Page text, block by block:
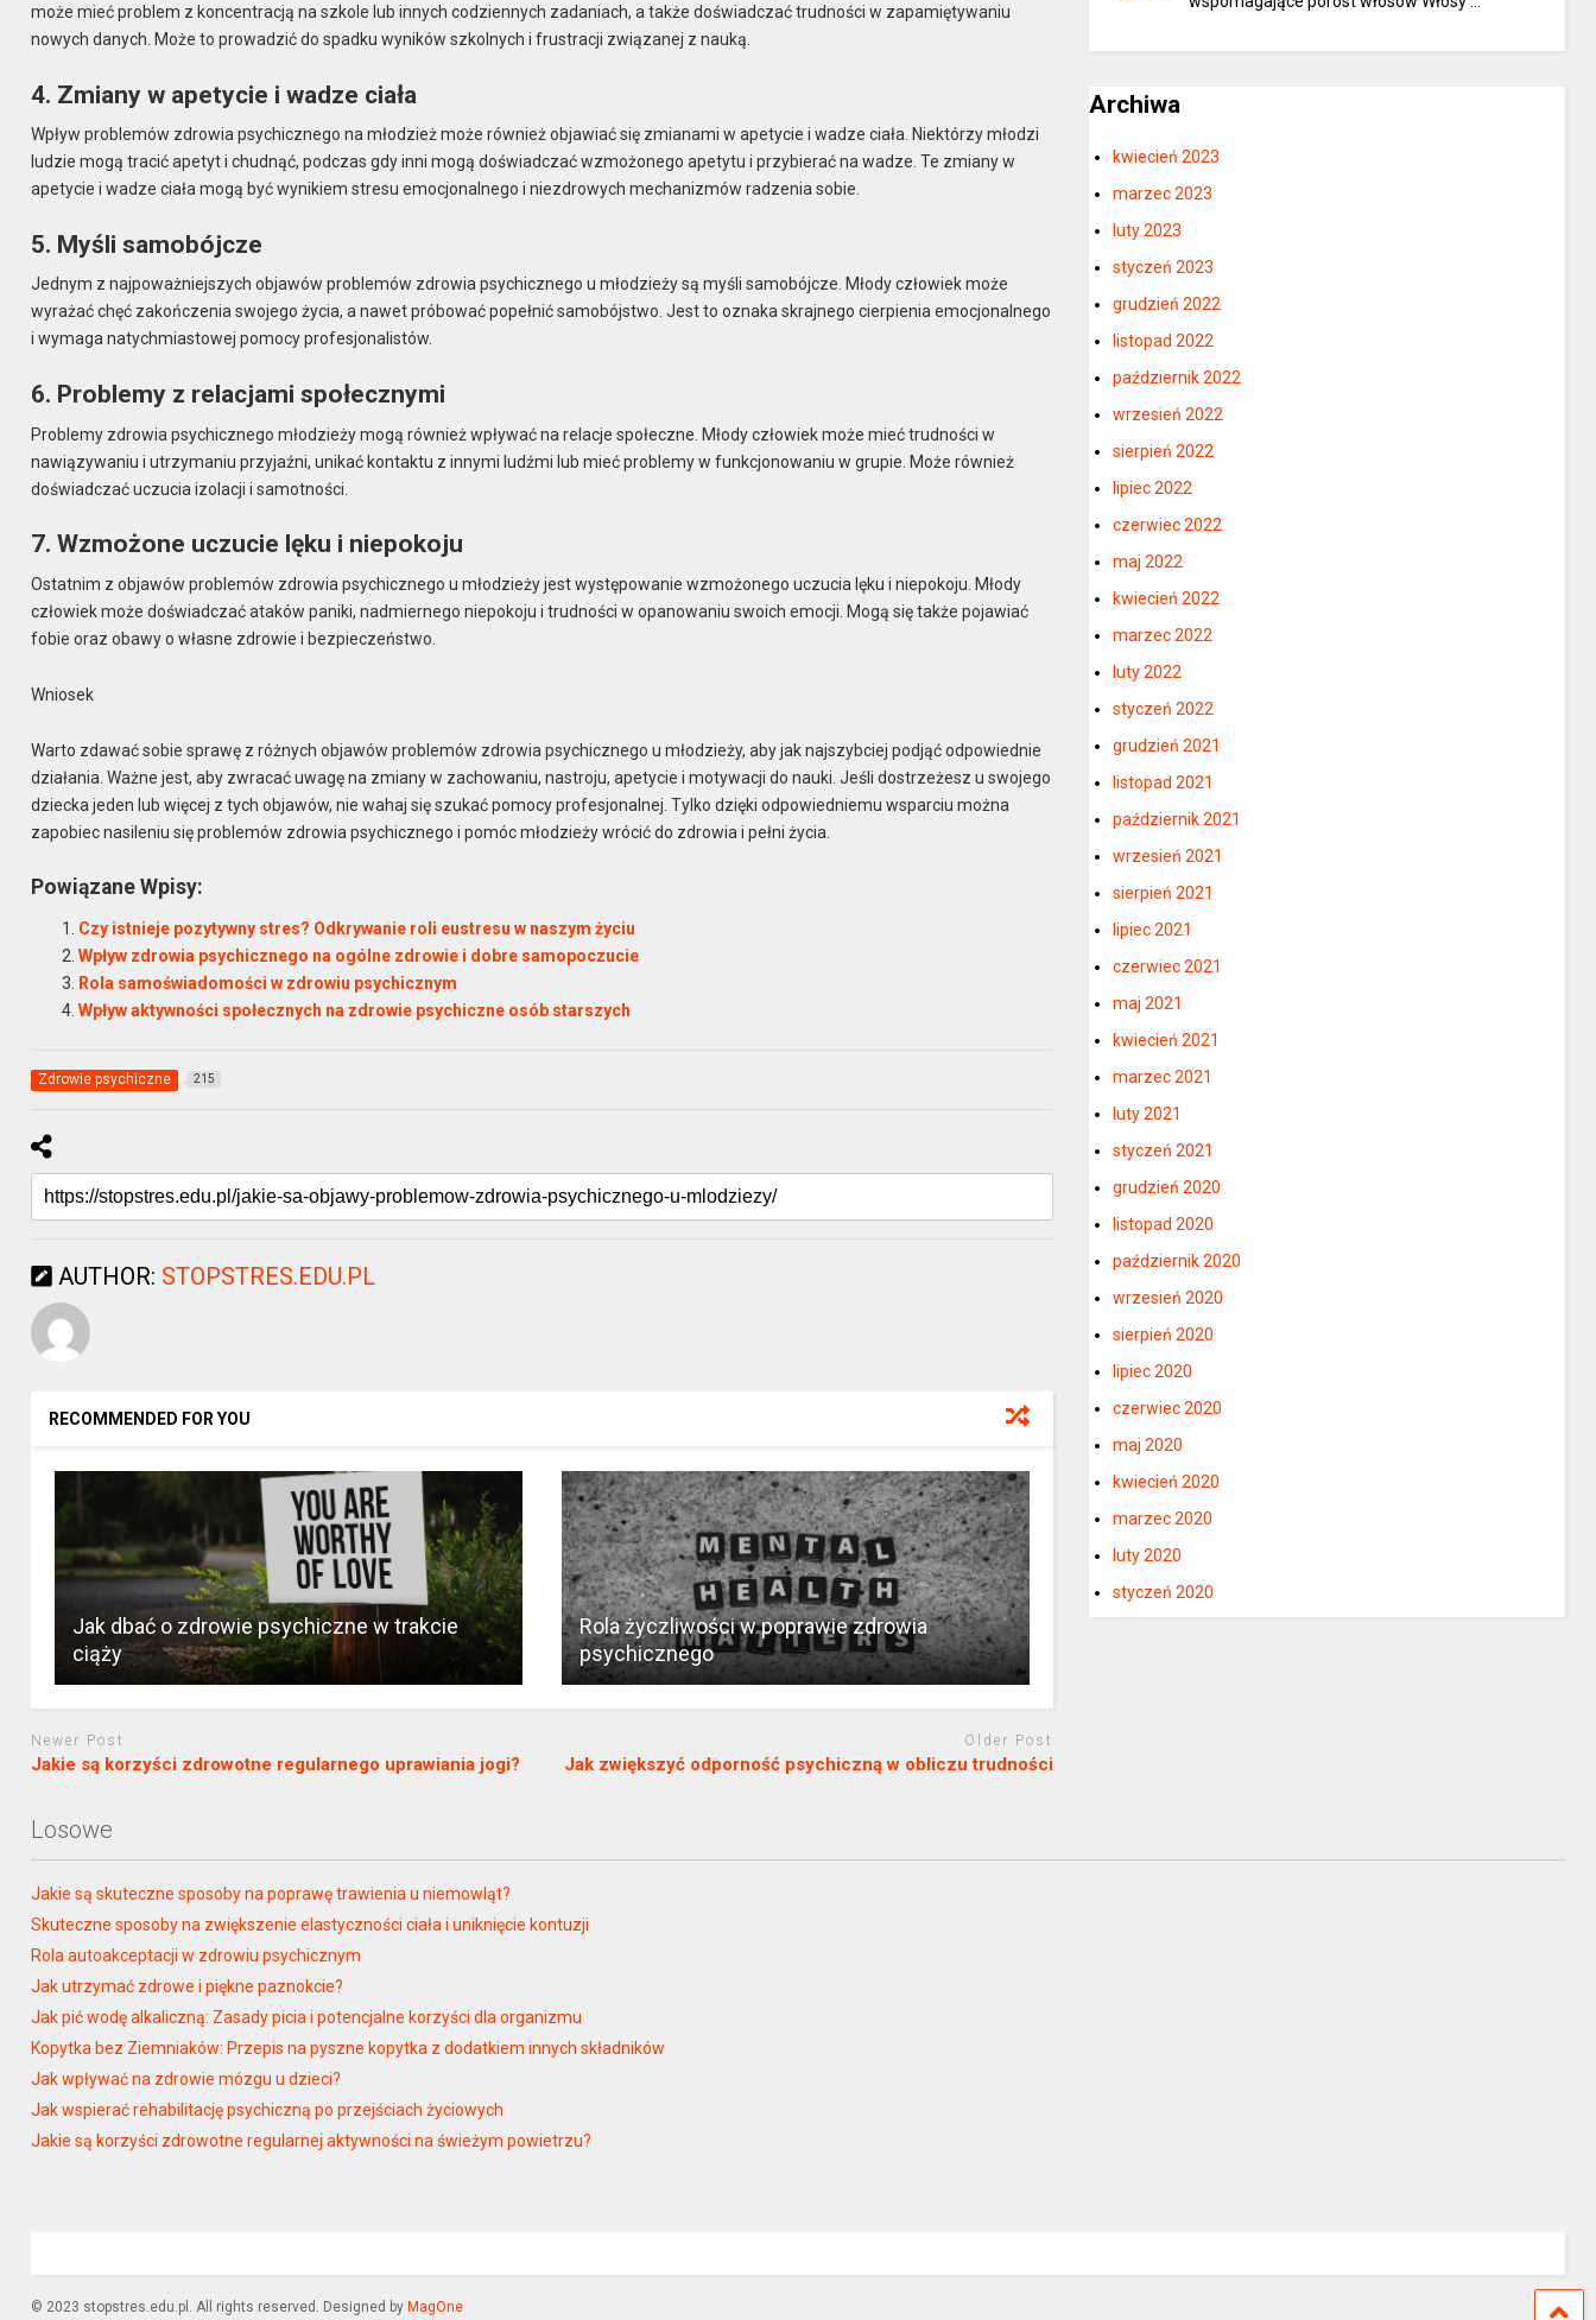
może mieć problem z koncentracją na szkole lub innych codziennych zadaniach, a także doświadczać trudności w zapamiętywaniu
nowych danych. Może to prowadzić do spadku wyników szkolnych i frustracji związanej z nauką.
4. Zmiany w apetycie i wadze ciała
Wpływ problemów zdrowia psychicznego na młodzież może również objawiać się zmianami w apetycie i wadze ciała. Niektórzy młodzi
ludzie mogą tracić apetyt i chudnąć, podczas gdy inni mogą doświadczać wzmożonego apetytu i przybierać na wadze. Te zmiany w
apetycie i wadze ciała mogą być wynikiem stresu emocjonalnego i niezdrowych mechanizmów radzenia sobie.
5. Myśli samobójcze
Jednym z najpoważniejszych objawów problemów zdrowia psychicznego u młodzieży są myśli samobójcze. Młody człowiek może
wyrażać chęć zakończenia swojego życia, a nawet próbować popełnić samobójstwo. Jest to oznaka skrajnego cierpienia emocjonalnego
i wymaga natychmiastowej pomocy profesjonalistów.
6. Problemy z relacjami społecznymi
Problemy zdrowia psychicznego młodzieży mogą również wpływać na relacje społeczne. Młody człowiek może mieć trudności w
nawiązywaniu i utrzymaniu przyjaźni, unikać kontaktu z innymi ludźmi lub mieć problemy w funkcjonowaniu w grupie. Może również
doświadczać uczucia izolacji i samotności.
7. Wzmożone uczucie lęku i niepokoju
Ostatnim z objawów problemów zdrowia psychicznego u młodzieży jest występowanie wzmożonego uczucia lęku i niepokoju. Młody
człowiek może doświadczać ataków paniki, nadmiernego niepokoju i trudności w opanowaniu swoich emocji. Mogą się także pojawiać
fobie oraz obawy o własne zdrowie i bezpieczeństwo.
Wniosek
Warto zdawać sobie sprawę z różnych objawów problemów zdrowia psychicznego u młodzieży, aby jak najszybciej podjąć odpowiednie
działania. Ważne jest, aby zwracać uwagę na zmiany w zachowaniu, nastroju, apetycie i motywacji do nauki. Jeśli dostrzeżesz u swojego
dziecka jeden lub więcej z tych objawów, nie wahaj się szukać pomocy profesjonalnej. Tylko dzięki odpowiedniemu wsparciu można
zapobiec nasileniu się problemów zdrowia psychicznego i pomóc młodzieży wrócić do zdrowia i pełni życia.
Powiązane Wpisy:
Czy istnieje pozytywny stres? Odkrywanie roli eustresu w naszym życiu
Wpływ zdrowia psychicznego na ogólne zdrowie i dobre samopoczucie
Rola samoświadomości w zdrowiu psychicznym
Wpływ aktywności społecznych na zdrowie psychiczne osób starszych
Zdrowie psychiczne 215
AUTHOR: STOPSTRES.EDU.PL
RECOMMENDED FOR YOU
Jak dbać o zdrowie psychiczne w trakcie
ciąży
Rola życzliwości w poprawie zdrowia
psychicznego
Newer Post
Jakie są korzyści zdrowotne regularnego uprawiania jogi?
Older Post
Jak zwiększyć odporność psychiczną w obliczu trudności
Archiwa
kwiecień 2023
marzec 2023
luty 2023
styczeń 2023
grudzień 2022
listopad 2022
październik 2022
wrzesień 2022
sierpień 2022
lipiec 2022
czerwiec 2022
maj 2022
kwiecień 2022
marzec 2022
luty 2022
styczeń 2022
grudzień 2021
listopad 2021
październik 2021
wrzesień 2021
sierpień 2021
lipiec 2021
czerwiec 2021
maj 2021
kwiecień 2021
marzec 2021
luty 2021
styczeń 2021
grudzień 2020
listopad 2020
październik 2020
wrzesień 2020
sierpień 2020
lipiec 2020
czerwiec 2020
maj 2020
kwiecień 2020
marzec 2020
luty 2020
styczeń 2020
Losowe
Jakie są skuteczne sposoby na poprawę trawienia u niemowląt?
Skuteczne sposoby na zwiększenie elastyczności ciała i uniknięcie kontuzji
Rola autoakceptacji w zdrowiu psychicznym
Jak utrzymać zdrowe i piękne paznokcie?
Jak pić wodę alkaliczną: Zasady picia i potencjalne korzyści dla organizmu
Kopytka bez Ziemniaków: Przepis na pyszne kopytka z dodatkiem innych składników
Jak wpływać na zdrowie mózgu u dzieci?
Jak wspierać rehabilitację psychiczną po przejściach życiowych
Jakie są korzyści zdrowotne regularnej aktywności na świeżym powietrzu?
© 2023 stopstres.edu.pl. All rights reserved. Designed by MagOne